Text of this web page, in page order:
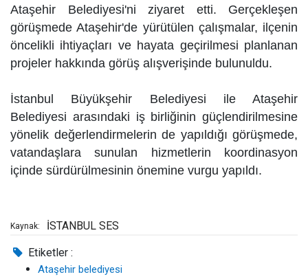
Ataşehir Belediyesi'ni ziyaret etti. Gerçekleşen
görüşmede Ataşehir'de yürütülen çalışmalar, ilçenin
öncelikli ihtiyaçları ve hayata geçirilmesi planlanan
projeler hakkında görüş alışverişinde bulunuldu.
İstanbul Büyükşehir Belediyesi ile Ataşehir
Belediyesi arasındaki iş birliğinin güçlendirilmesine
yönelik değerlendirmelerin de yapıldığı görüşmede,
vatandaşlara sunulan hizmetlerin koordinasyon
içinde sürdürülmesinin önemine vurgu yapıldı.
Kaynak: İSTANBUL SES
Etiketler :
Ataşehir belediyesi